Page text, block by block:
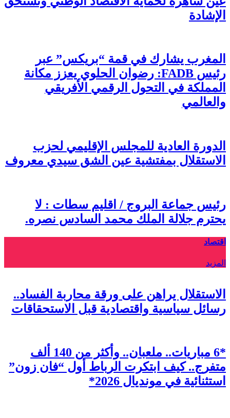
الإشادة
المغرب يشارك في قمة “بريكس” عبر
رئيس FADB: رضوان الحلوي يعزز مكانة
المملكة في التحول الرقمي الأفريقي
والعالمي
الدورة العادية للمجلس الإقليمي لحزب
الاستقلال بمفتشية عين الشق سيدي معروف
رئيس جماعة البروج / اقليم سطات : لا
يحترم جلالة الملك محمد السادس نصره.
اقتصاد
المزيد
الاستقلال يراهن على ورقة محاربة الفساد..
رسائل سياسية واقتصادية قبل الاستحقاقات
*6 مباريات.. ملعبان.. وأكثر من 140 ألف
متفرج.. كيف ابتكرت الرباط أول “فان زون”
استثنائية في مونديال 2026*